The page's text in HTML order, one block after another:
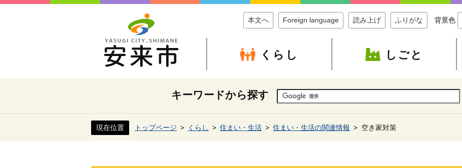
本文へ Foreign language 読み上げ ふりがな 背景色
くらし しごと
キーワードから探す
現在位置 トップページ くらし 住まい・生活 住まい・生活の関連情報 空き家対策